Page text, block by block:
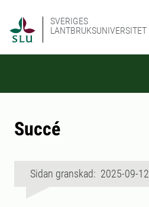
SVERIGES
LANTBRUKSUNIVERSITET
Succé
Sidan granskad: 2025-09-12